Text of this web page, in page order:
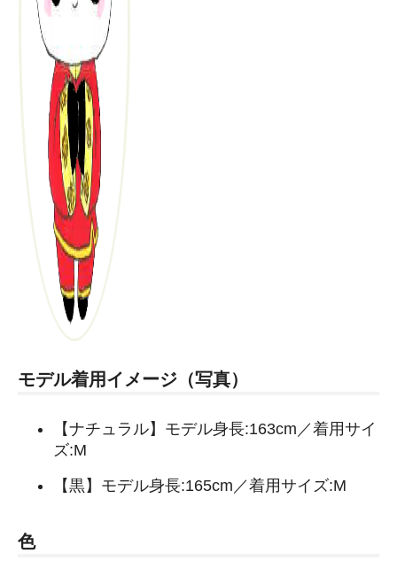
モデル着用イメージ（写真）
【ナチュラル】モデル身長:163cm／着用サイ
ズ:M
【黒】モデル身長:165cm／着用サイズ:M
色